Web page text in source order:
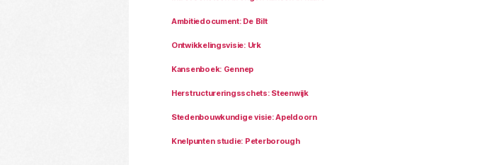
Ambitiedocument: De Bilt
Ontwikkelingsvisie: Urk
Kansenboek: Gennep
Herstructureringsschets: Steenwijk
Stedenbouwkundige visie: Apeldoorn
Knelpunten studie: Peterborough